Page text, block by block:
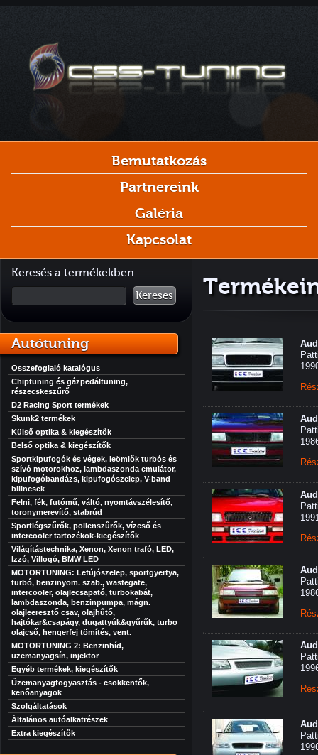
Bemutatkozás
Partnereink
Galéria
Kapcsolat
Keresés a termékekben
Keresés
Autótuning
Összefoglaló katalógus
Chiptuning és gázpedáltuning,
részecskeszűrő
D2 Racing Sport termékek
Skunk2 termékek
Külső optika & kiegészítők
Belső optika & kiegészítők
Sportkipufogók és végek, leömlők turbós és
szívó motorokhoz, lambdaszonda emulátor,
kipufogóbandázs, kipufogószelep, V-band
bilincsek
Felni, fék, futómű, váltó, nyomtávszélesítő,
toronymerevítő, stabrúd
Sportlégszűrők, pollenszűrők, vízcső és
intercooler tartozékok-kiegészítők
Világítástechnika, Xenon, Xenon trafó, LED,
Izzó, Villogó, BMW LED
MOTORTUNING: Lefújószelep, sportgyertya,
turbó, benzinyom. szab., wastegate,
intercooler, olajlecsapató, turbokabát,
lambdaszonda, benzinpumpa, mágn.
olajleeresztő csav, olajhűtő,
hajtókar&csapágy, dugattyúk&gyűrűk, turbo
olajcső, hengerfej tömítés, vent.
MOTORTUNING 2: Benzinhíd,
üzemanyagsín, injektor
Egyéb termékek, kiegészítők
Üzemanyagfogyasztás - csökkentők,
kenőanyagok
Szolgáltatások
Általános autóalkatrészek
Extra kiegészítők